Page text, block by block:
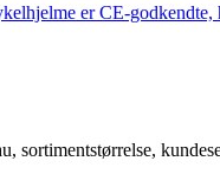
er CE-
sortimentstørrelse,